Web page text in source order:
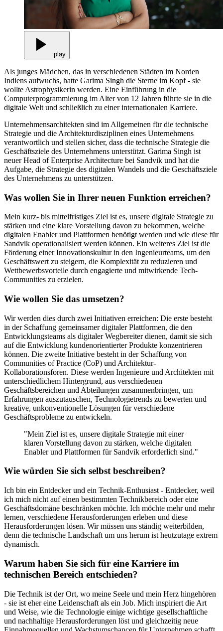
play
Als junges Mädchen, das in verschiedenen Städten im Norden
Indiens aufwuchs, hatte Garima Singh die Sterne im Kopf - sie
wollte Astrophysikerin werden. Eine Einführung in die
Computerprogrammierung im Alter von 12 Jahren führte sie in die
digitale Welt und schließlich zu einer internationalen Karriere.
Unternehmensarchitekten sind im Allgemeinen für die technische
Strategie und die Architekturdisziplinen eines Unternehmens
verantwortlich und stellen sicher, dass die technische Strategie die
Geschäftsziele des Unternehmens unterstützt. Garima Singh ist
neuer Head of Enterprise Architecture bei Sandvik und hat die
Aufgabe, die Strategie des digitalen Wandels und die Geschäftsziele
des Unternehmens zu unterstützen.
Was wollen Sie in Ihrer neuen Funktion erreichen?
Mein kurz- bis mittelfristiges Ziel ist es, unsere digitale Strategie zu
stärken und eine klare Vorstellung davon zu bekommen, welche
digitalen Enabler und Plattformen benötigt werden und wie diese für
Sandvik operationalisiert werden können. Ein weiteres Ziel ist die
Förderung einer Innovationskultur in den Ingenieurteams, um den
Geschäftswert zu steigern, die Komplexität zu reduzieren und
Wettbewerbsvorteile durch engagierte und mitwirkende Tech-
Communities zu erzielen.
Wie wollen Sie das umsetzen?
Wir werden dies durch zwei Initiativen erreichen: Die erste besteht
in der Schaffung gemeinsamer digitaler Plattformen, die den
Entwicklungsteams als digitaler Wegbereiter dienen, damit sie sich
auf die Entwicklung kundenorientierter Produkte konzentrieren
können. Die zweite Initiative besteht in der Schaffung von
Communities of Practice (CoP) und Architektur-
Kollaborationsforen. Diese werden Ingenieure und Architekten mit
unterschiedlichem Hintergrund, aus verschiedenen
Geschäftsbereichen und Abteilungen zusammenbringen, um
Erfahrungen auszutauschen, Technologietrends zu bewerten und
kreative, unkonventionelle Lösungen für verschiedene
Geschäftsprobleme zu entwickeln.
"Mein Ziel ist es, unsere digitale Strategie mit einer
klaren Vorstellung davon zu stärken, welche digitalen
Enabler und Plattformen für Sandvik erforderlich sind."
Wie würden Sie sich selbst beschreiben?
Ich bin ein Entdecker und ein Technik-Enthusiast - Entdecker, weil
ich mich nicht auf einen bestimmten Technikbereich oder eine
Geschäftsdomäne beschränken möchte. Ich möchte mehr und mehr
lernen, verschiedene Herausforderungen erleben und diese
Herausforderungen lösen. Wir müssen uns ständig weiterbilden,
denn die technische Landschaft um uns herum ist heutzutage extrem
dynamisch.
Warum haben Sie sich für eine Karriere im
technischen Bereich entschieden?
Die Technik ist der Ort, wo meine Seele und mein Herz hingehören
- sie ist eher eine Leidenschaft als ein Job. Mich inspiriert die Art
und Weise, wie die Technologie einige wichtige gesellschaftliche
und nachhaltige Herausforderungen löst und gleichzeitig neue